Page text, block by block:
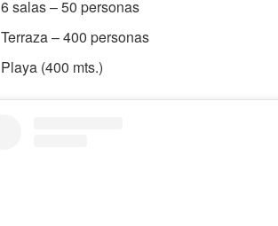
6 salas – 50 personas
Terraza – 400 personas
Playa (400 mts.)